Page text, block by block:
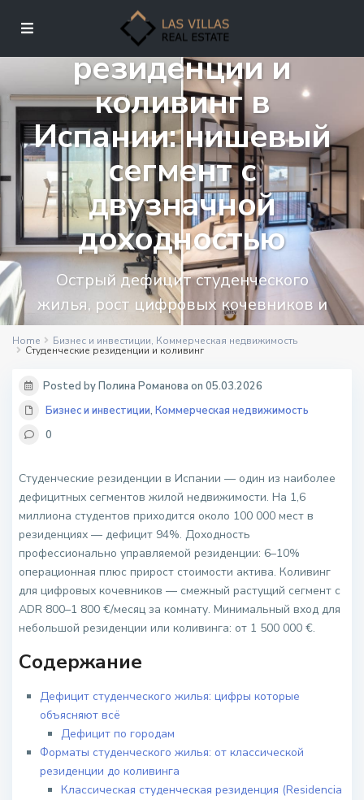
Студенческие
резиденции и
коливинг в
Испании: нишевый
сегмент с
двузначной
доходностью
Острый дефицит студенческого
жилья, рост цифровых кочевников и
операционная модель которая
работает
Home Бизнес и инвестиции, Коммерческая недвижимость
Студенческие резиденции и коливинг
Posted by Полина Романова on 05.03.2026
Бизнес и инвестиции,Коммерческая недвижимость
0
Студенческие резиденции в Испании — один из наиболее
дефицитных сегментов жилой недвижимости. На 1,6
миллиона студентов приходится около 100 000 мест в
резиденциях — дефицит 94%. Доходность
профессионально управляемой резиденции: 6–10%
операционная плюс прирост стоимости актива. Коливинг
для цифровых кочевников — смежный растущий сегмент с
ADR 800–1 800 €/месяц за комнату. Минимальный вход для
небольшой резиденции или коливинга: от 1 500 000 €.
Содержание
Дефицит студенческого жилья: цифры которые
объясняют всё
Дефицит по городам
Форматы студенческого жилья: от классической
резиденции до коливинга
Классическая студенческая резиденция (Residencia